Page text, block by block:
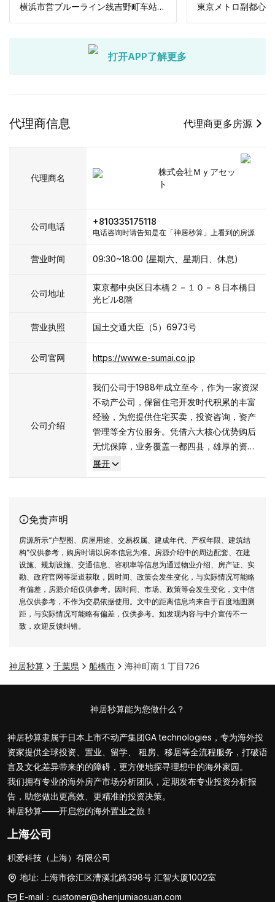
横浜市営ブルーライン线吉野町车站步行231米
打开APP了解更多
代理商信息 代理商更多房源
代理商名
株式会社Ｍｙアセッ
ト
公司电话 +810335175118
电话咨询时请告知是在「神居秒算」上看到的房源
营业时间 09:30~18:00 (星期六、星期日、休息)
公司地址
東京都中央区日本橋２－１０－８日本橋日
光ビル8階
营业执照 国土交通大臣（5）6973号
公司官网 https://www.e-sumai.co.jp
公司介绍
我们公司于1988年成立至今，作为一家资深
不动产公司，保留住宅开发时代积累的丰富
经验，为您提供住宅买卖，投资咨询，资产
管理等全方位服务。凭借六大核心优势购后
无忧保障，业务覆盖一都四县，雄厚的资金
实力，30多年的行业沉淀，专业精英团队，
前瞻行业洞察。
展开
免责声明
房源所示“户型图、房屋用途、交易权属、建成年代、产权年限、建筑结
构”仅供参考，购房时请以房本信息为准。房源介绍中的周边配套、在建
设施、规划设施、交通信息、容积率等信息为通过物业介绍、房产证、实
勘、政府官网等渠道获取，因时间、政策会发生变化，与实际情况可能略
有偏差，房源介绍仅供参考。因时间、市场、政策等会发生变化，文中信
息仅供参考，不作为交易依据使用。文中的距离信息均来自于百度地图测
距，与实际情况可能略有偏差，仅供参考。如发现内容与中介宣传不一
致，欢迎反馈纠错。
神居秒算 千葉県 船橋市 海神町南１丁目726
神居秒算能为您做什么？
神居秒算隶属于日本上市不动产集团GA technologies，专为海外投
资家提供全球投资、置业、留学、 租房、移居等全流程服务，打破语
言及文化差异带来的的障碍，更方便地探寻理想中的海外家园。
我们拥有专业的海外房产市场分析团队，定期发布专业投资分析报
告，助您做出更高效、更精准的投资决策。
神居秒算——开启您的海外置业之旅！
上海公司
积爱科技（上海）有限公司
地址: 上海市徐汇区漕溪北路398号 汇智大厦1002室
E-mail：customer@shenjumiaosuan.com